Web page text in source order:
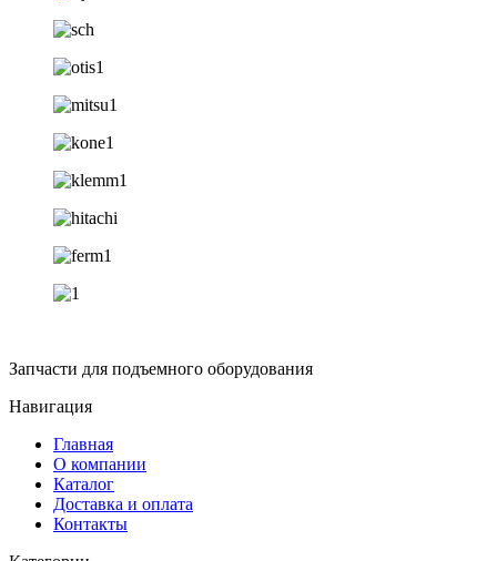
Запчасти для подъемного оборудования
Навигация
Главная
О компании
Каталог
Доставка и оплата
Контакты